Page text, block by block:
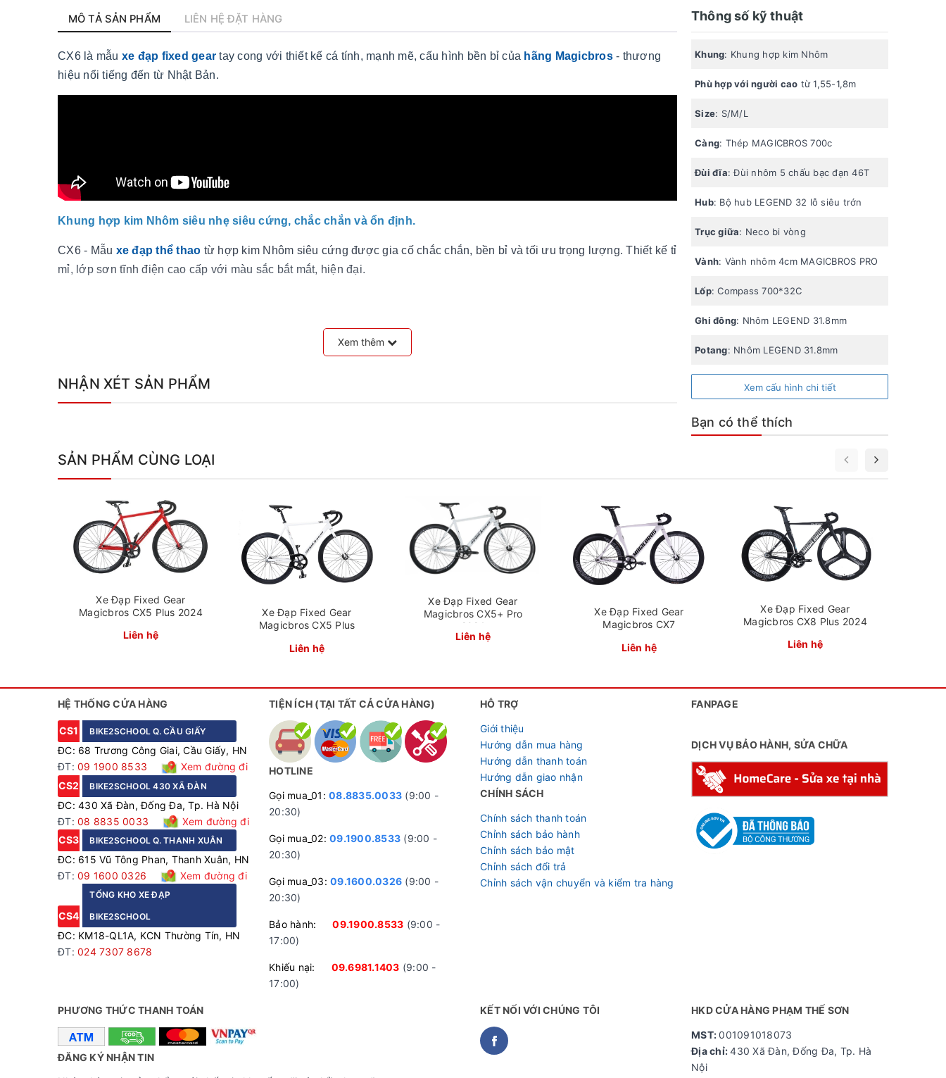
MÔ TẢ SẢN PHẨM LIÊN HỆ ĐẶT HÀNG
CX6 là mẫu xe đạp fixed gear tay cong với thiết kế cá tính, mạnh mẽ, cấu hình bền bỉ của hãng Magicbros- thương
hiệu nổi tiếng đến từ Nhật Bản.
Khung hợp kim Nhôm siêu nhẹ siêu cứng, chắc chắn và ổn định.
CX6 - Mẫu xe đạp thể thao từ hợp kim Nhôm siêu cứng được gia cố chắc chắn, bền bỉ và tối ưu trọng lượng. Thiết kế tỉ
mỉ, lớp sơn tĩnh điện cao cấp với màu sắc bắt mắt, hiện đại.
Bộ xích líp cao cấp, vành bánh 700c
Xe được trang bị bộ xích líp đến từ thương hiệu Shimano - một thương hiệu cao cấp của Nhật Bản, vành bánh 700c phù
hợp với những bạn có chiều cao từ 1m55 đến 1m80.
Xem thêm
NHẬN XÉT SẢN PHẨM
Thông số kỹ thuật
Khung: Khung hợp kim Nhôm
Phù hợp với người cao từ 1,55-1,8m
Size: S/M/L
Càng: Thép MAGICBROS 700c
Đùi đĩa: Đùi nhôm 5 chấu bạc đạn 46T
Hub: Bộ hub LEGEND 32 lỗ siêu trớn
Trục giữa: Neco bi vòng
Vành: Vành nhôm 4cm MAGICBROS PRO
Lốp: Compass 700*32C
Ghi đông: Nhôm LEGEND 31.8mm
Potang: Nhôm LEGEND 31.8mm
Chén cổ: đạn bạc 34mm
Xem cấu hình chi tiết
Bạn có thể thích
SẢN PHẨM CÙNG LOẠI
Xe Đạp Fixed Gear
Magicbros CX5 Plus 2024
Liên hệ
Xe Đạp Fixed Gear
Magicbros CX5 Plus
Liên hệ
Xe Đạp Fixed Gear
Magicbros CX5+ Pro
2024
Liên hệ
Xe Đạp Fixed Gear
Magicbros CX7
Liên hệ
Xe Đạp Fixed Gear
Magicbros CX8 Plus 2024
Liên hệ
HỆ THỐNG CỬA HÀNG
CS1 BIKE2SCHOOL Q. CẦU GIẤY
ĐC: 68 Trương Công Giai, Cầu Giấy, HN
ĐT: 09 1900 8533
Xem đường đi
CS2
BIKE2SCHOOL 430 XÃ ĐÀN
ĐC: 430 Xã Đàn, Đống Đa, Tp. Hà Nội
ĐT: 08 8835 0033
Xem đường đi
CS3
BIKE2SCHOOL Q. THANH XUÂN
ĐC: 615 Vũ Tông Phan, Thanh Xuân, HN
ĐT: 09 1600 0326 Xem đường đi
CS4
TỔNG KHO XE ĐẠP
BIKE2SCHOOL
ĐC: KM18-QL1A, KCN Thường Tín, HN
ĐT: 024 7307 8678
TIỆN ÍCH (TẠI TẤT CẢ CỬA HÀNG)
HOTLINE
Gọi mua_01: 08.8835.0033 (9:00 -
20:30)
Gọi mua_02: 09.1900.8533 (9:00 -
20:30)
Gọi mua_03: 09.1600.0326 (9:00 -
20:30)
Bảo hành:09.1900.8533 (9:00 -
17:00)
Khiếu nại: 09.6981.1403 (9:00 -
17:00)
HỖ TRỢ
Giới thiệu
Hướng dẫn mua hàng
Hướng dẫn thanh toán
Hướng dẫn giao nhận
CHÍNH SÁCH
Chính sách thanh toán
Chỉnh sách bảo hành
Chỉnh sách bảo mật
Chỉnh sách đổi trả
Chỉnh sách vận chuyển và kiểm tra hàng
FANPAGE
DỊCH VỤ BẢO HÀNH, SỬA CHỮA
PHƯƠNG THỨC THANH TOÁN
ĐĂNG KÝ NHẬN TIN
KẾT NỐI VỚI CHÚNG TÔI HKD CỬA HÀNG PHẠM THẾ SƠN
MST:001091018073
Địa chỉ:430 Xã Đàn, Đống Đa, Tp. Hà
Nội